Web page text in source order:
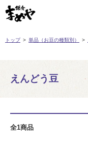
トップ 単品（お豆の種類別）
えんどう豆
全1商品